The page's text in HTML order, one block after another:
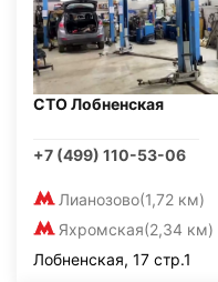
СТО Лобненская
+7 (499) 110-53-06
Лианозово(1,72 км)
Яхромская(2,34 км)
Лобненская, 17 стр.1